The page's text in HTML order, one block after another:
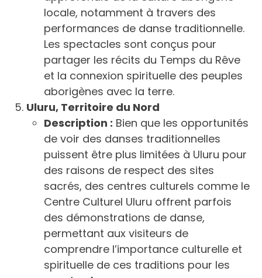
locale, notamment à travers des
performances de danse traditionnelle.
Les spectacles sont conçus pour
partager les récits du Temps du Rêve
et la connexion spirituelle des peuples
aborigènes avec la terre.
Uluru, Territoire du Nord
Description : Bien que les opportunités
de voir des danses traditionnelles
puissent être plus limitées à Uluru pour
des raisons de respect des sites
sacrés, des centres culturels comme le
Centre Culturel Uluru offrent parfois
des démonstrations de danse,
permettant aux visiteurs de
comprendre l’importance culturelle et
spirituelle de ces traditions pour les